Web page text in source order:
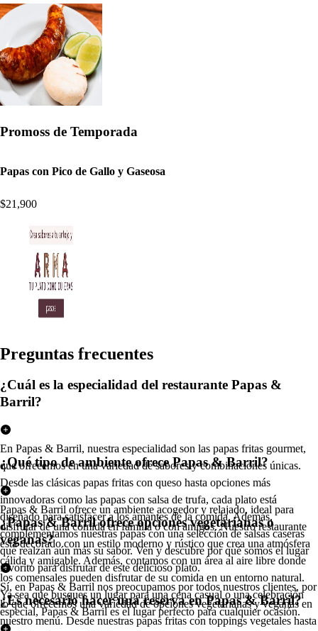
Promoss de Temporada
Papas con Pico de Gallo y Gaseosa
$21,900
Preguntas frecuentes
¿Cuál es la especialidad del restaurante Papas &
Barril?
En Papas & Barril, nuestra especialidad son las papas fritas gourmet,
que ofrecemos en una variedad de sabores y combinaciones únicas.
Desde las clásicas papas fritas con queso hasta opciones más
innovadoras como las papas con salsa de trufa, cada plato está
diseñado para satisfacer a los amantes de la comida. Además,
complementamos nuestras papas con una selección de salsas caseras
que realzan aún más su sabor. Ven y descubre por qué somos el lugar
favorito para disfrutar de este delicioso plato.
¿Qué tipo de ambiente ofrece Papas & Barril?
Papas & Barril ofrece un ambiente acogedor y relajado, ideal para
disfrutar de una comida en familia o con amigos. Nuestro restaurante
está decorado con un estilo moderno y rústico que crea una atmósfera
cálida y amigable. Además, contamos con un área al aire libre donde
los comensales pueden disfrutar de su comida en un entorno natural.
Ya sea que busques un lugar para una cena casual o una celebración
especial, Papas & Barril es el lugar perfecto para cualquier ocasión.
¿Papas & Barril ofrece opciones vegetarianas o
veganas?
Sí, en Papas & Barril nos preocupamos por todos nuestros clientes, por
lo que ofrecemos una variedad de opciones vegetarianas y veganas en
nuestro menú. Desde nuestras papas fritas con toppings vegetales hasta
¿Es necesario hacer una reserva en Papas & Barril?